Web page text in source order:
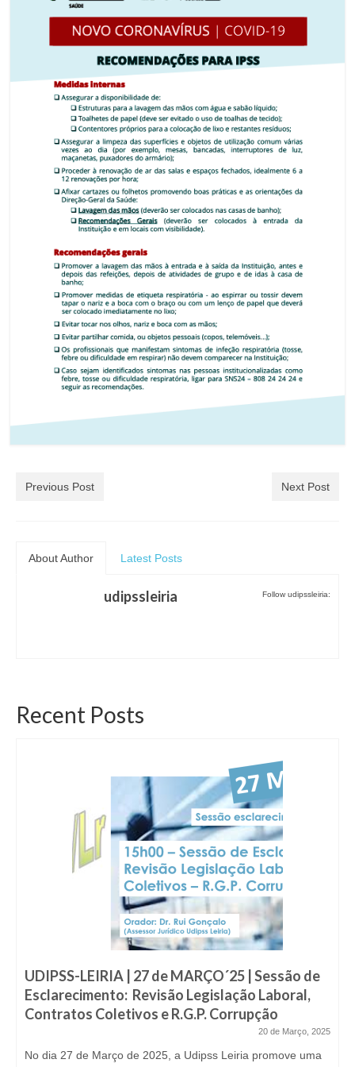
Inquérito Necessidades de Formação
ASSOCIADAS
PROTOCOLOS
ROTASS
CONTACTOS
Previous Post Next Post
About Author Latest Posts
Follow udipssleiria:
udipssleiria
Recent Posts
UDIPSS-LEIRIA | 27 de MARÇO´25 | Sessão de
Esclarecimento: Revisão Legislação Laboral,
Contratos Coletivos e R.G.P. Corrupção
20 de Março, 2025
No dia 27 de Março de 2025, a Udipss Leiria promove uma